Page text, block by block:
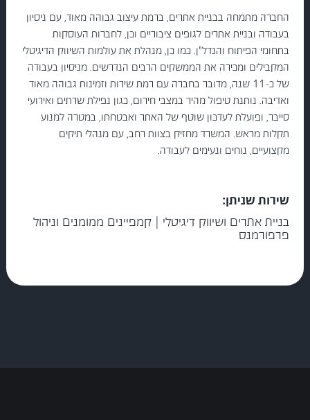
החברה מתמחה בבניית אתרים, ברמת עיצוב גבוהה מאוד, עם ניסיון
בעבודה ובניית אתרים לגופים ציבוריים וכן, לחברות העוסקות
בתחומי הפיתוח והנדל"ן. כמו כן, מנהלת את עולמות השיווק הדיגיטלי
המקבילים ומכירה את הממשקים הרבים הנדרשים. מניסיון בעבודה
של כ-11 שנה, מדובר בחברה עם רמת שירות וזמינות גבוהה מאוד
ואדיבה. נותנת טיפול מהיר במצבי חירום, כגון נפילת שרתים ואירועי
סייבר, ופועלת לעדכון שוטף של האתר ואבטחתו, במטרה למנוע
תקלות מראש. המשרד מחזיק בצוות רחב, עם מנהלי תיקים
מקצועיים, נוחים ונעימים לעבודה.
שירות שניתן:
בניית אתרים ושיווק דיגיטלי | קמפיינים ממומנים וניהול
פרפורמנס